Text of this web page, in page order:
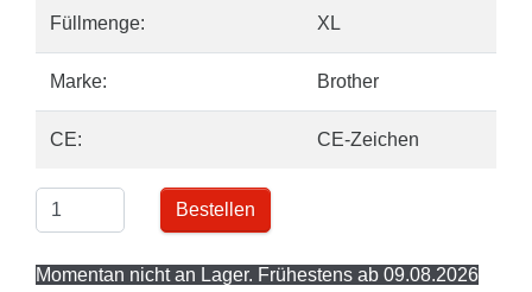
Füllmenge: XL
Marke: Brother
CE: CE-Zeichen
Bestellen
Momentan nicht an Lager. Frühestens ab 09.08.2026